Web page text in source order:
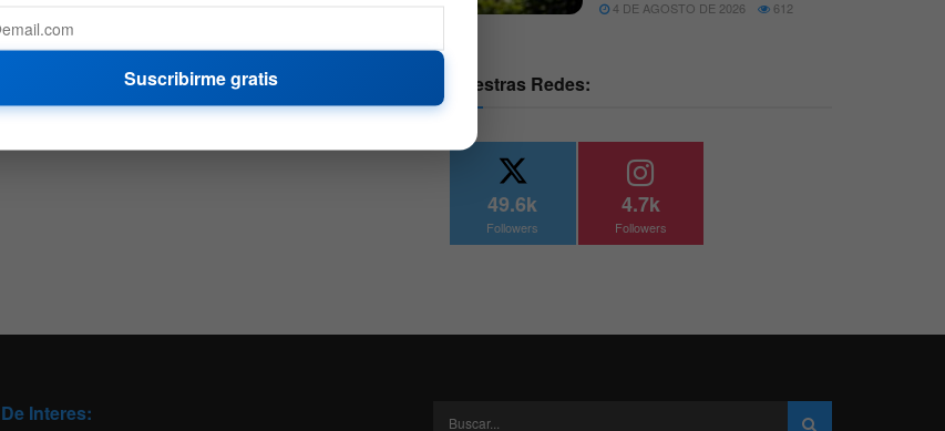
4 DE AGOSTO DE 2026 612
Nuestras Redes:
49.6k
Followers
4.7k
Followers
De Interes:
Suscribirme gratis